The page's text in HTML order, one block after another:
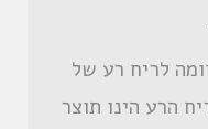
לריח רע של
הרע הינו תוצר